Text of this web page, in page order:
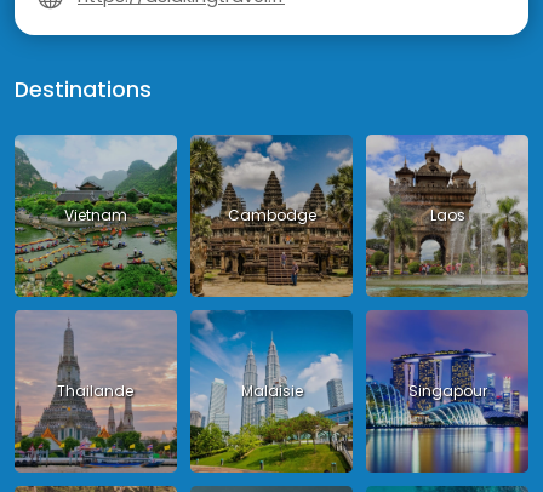
Destinations
Vietnam Cambodge Laos
Thailande Malaisie Singapour